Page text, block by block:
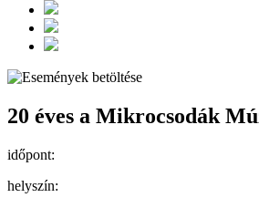
20 éves a Mikrocsodák
időpont:
helyszín: